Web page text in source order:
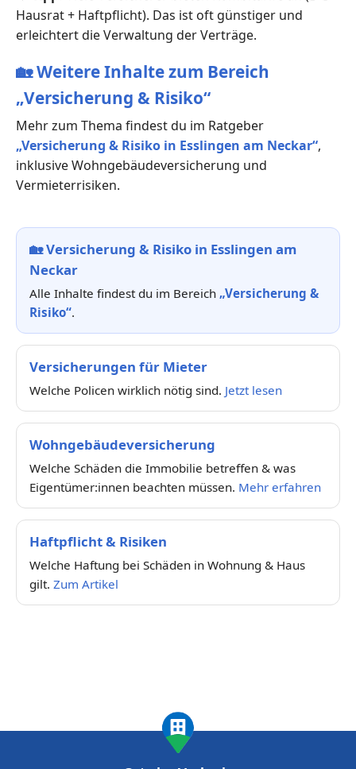
Hausrat + Haftpflicht). Das ist oft günstiger und
erleichtert die Verwaltung der Verträge.
🏡Weitere Inhalte zum Bereich
„Versicherung & Risiko“
Mehr zum Thema findest du im Ratgeber
„Versicherung & Risiko in Esslingen am Neckar“,
inklusive Wohngebäudeversicherung und
Vermieterrisiken.
🏡Versicherung & Risiko in Esslingen am
Neckar
Alle Inhalte findest du im Bereich „Versicherung &
Risiko“.
Versicherungen für Mieter
Welche Policen wirklich nötig sind. Jetzt lesen
Wohngebäudeversicherung
Welche Schäden die Immobilie betreffen & was
Eigentümer:innen beachten müssen. Mehr erfahren
Haftpflicht & Risiken
Welche Haftung bei Schäden in Wohnung & Haus
gilt. Zum Artikel